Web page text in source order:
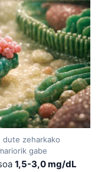
dute zeharkako
gabe
1,5-3,0 mg/dL